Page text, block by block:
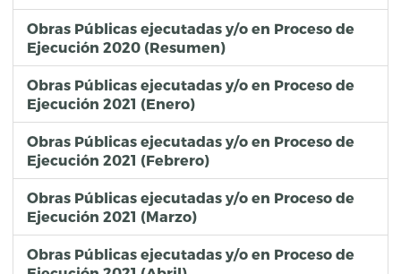
Obras Públicas ejecutadas y/o en Proceso de
Ejecución 2020 (Resumen)
Obras Públicas ejecutadas y/o en Proceso de
Ejecución 2021 (Enero)
Obras Públicas ejecutadas y/o en Proceso de
Ejecución 2021 (Febrero)
Obras Públicas ejecutadas y/o en Proceso de
Ejecución 2021 (Marzo)
Obras Públicas ejecutadas y/o en Proceso de